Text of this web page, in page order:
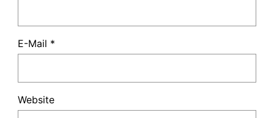
E-Mail *
Website